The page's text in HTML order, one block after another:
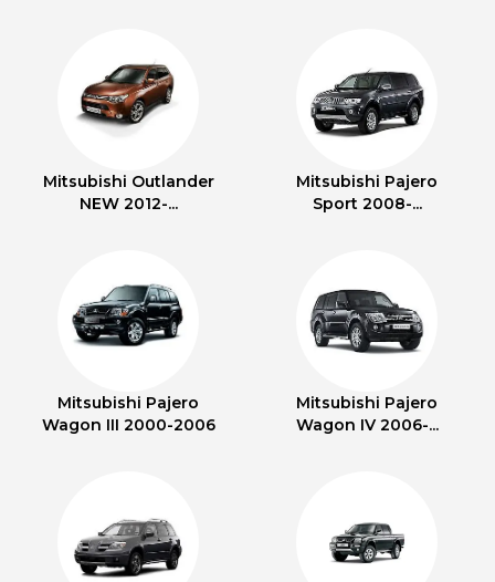
Mitsubishi Outlander
NEW 2012-...
Mitsubishi Pajero
Sport 2008-...
Mitsubishi Pajero
Wagon III 2000-2006
Mitsubishi Pajero
Wagon IV 2006-...